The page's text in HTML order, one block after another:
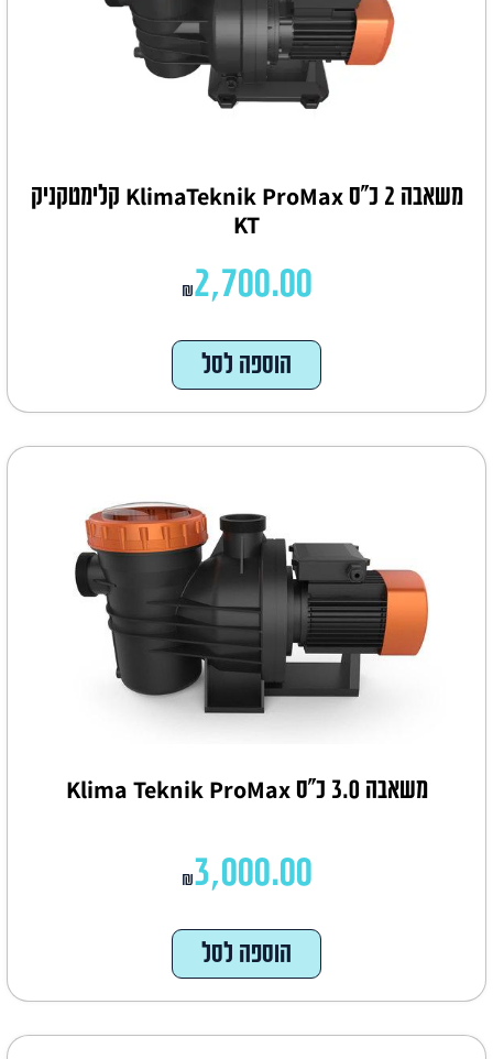
משאבה 2 כ"ס KlimaTeknik ProMax קלימטקניק
KT
₪2,700.00
הוספה לסל
משאבה 3.0 כ"ס Klima Teknik ProMax
₪3,000.00
הוספה לסל